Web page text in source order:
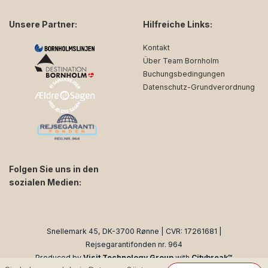
Unsere Partner:
Folgen Sie uns in den
sozialen Medien:
Hilfreiche Links:
Kontakt
Über Team Bornholm
Buchungsbedingungen
Datenschutz-Grundverordnung
Snellemark 45, DK-3700 Rønne | CVR: 17261681 |
Rejsegarantifonden nr. 964
Produced by Visit Technology Group with Citybreak™